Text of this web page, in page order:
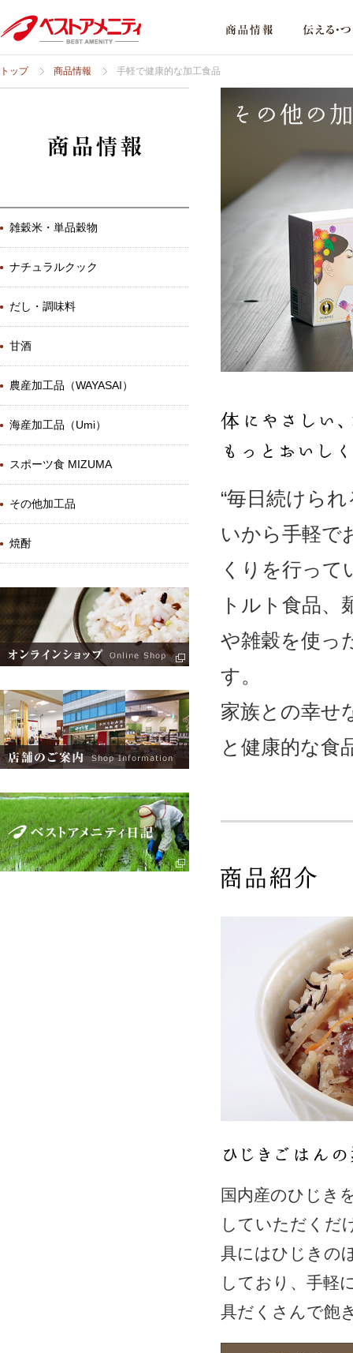
トップ 商品情報 手軽で健康的な加工食品
“毎日続けら
いから手軽で
くりを行って
トルト食品
や雑穀を使っ
す。
家族との幸せ
と健康的な食
国内産のひじき
していただくだ
具にはひじきの
しており、手軽
具だくさんで飽
雑穀米・単品穀物
ナチュラルクック
だし・調味料
甘酒
農産加工品（WAYASAI）
海産加工品（Umi）
スポーツ食 MIZUMA
その他加工品
焼酎